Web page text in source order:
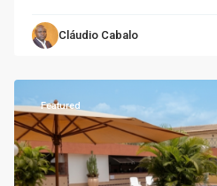
Cláudio Cabalo
Talatona,
Featured